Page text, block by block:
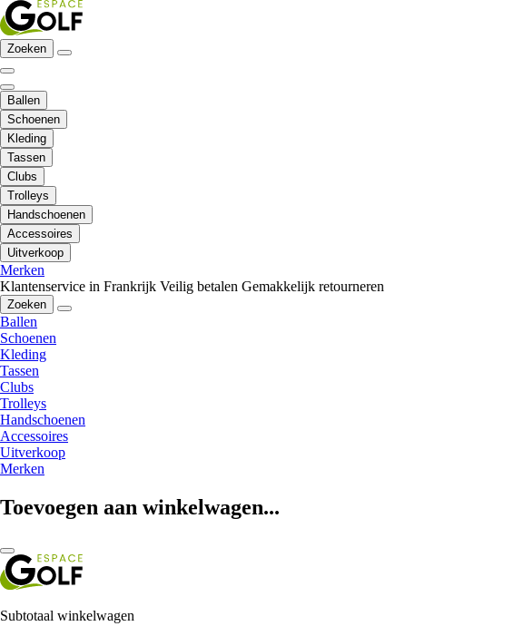
Zoeken
Ballen
Schoenen
Kleding
Tassen
Clubs
Trolleys
Handschoenen
Accessoires
Uitverkoop
Merken
Klantenservice in Frankrijk Veilig betalen Gemakkelijk retourneren
Zoeken
Ballen
Schoenen
Kleding
Tassen
Clubs
Trolleys
Handschoenen
Accessoires
Uitverkoop
Merken
Toevoegen aan winkelwagen...
Subtotaal winkelwagen